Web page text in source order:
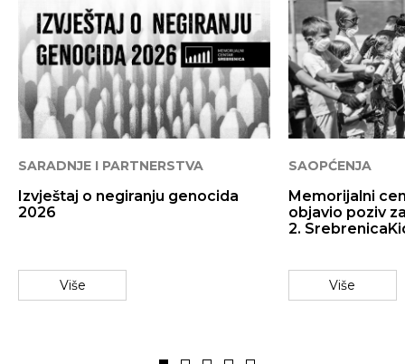
SARADNJE I PARTNERSTVA
Izvještaj o negiranju genocida
2026
Više
SAOPĆENJA
Memorijalni
objavio poziv
2.
Više